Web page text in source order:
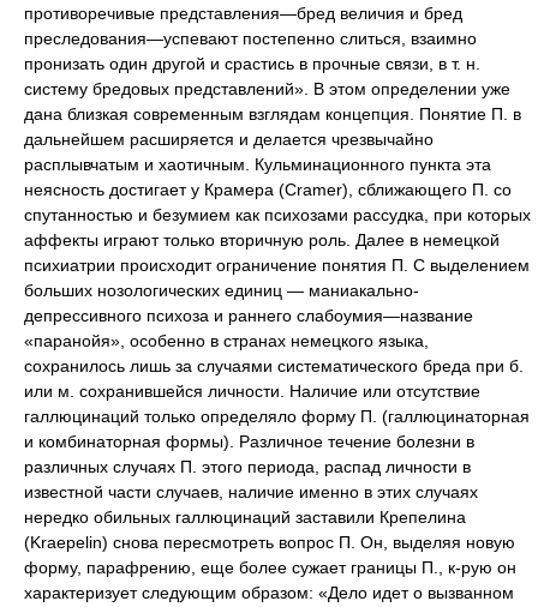
противоречивые представления—бред величия и бред
преследования—успевают постепенно слиться, взаимно
пронизать один другой и срастись в прочные связи, в т. н.
систему бредовых представлений». В этом определении уже
дана близкая современным взглядам концепция. Понятие П. в
дальнейшем расширяется и делается чрезвычайно
расплывчатым и хаотичным. Кульминационного пункта эта
неясность достигает у Крамера (Cramer), сближающего П. со
спутанностью и безумием как психозами рассудка, при которых
аффекты играют только вторичную роль. Далее в немецкой
психиатрии происходит ограничение понятия П. С выделением
больших нозологических единиц — маниакально-
депрессивного психоза и раннего слабоумия—название
«паранойя», особенно в странах немецкого языка,
сохранилось лишь за случаями систематического бреда при б.
или м. сохранившейся личности. Наличие или отсутствие
галлюцинаций только определяло форму П. (галлюцинаторная
и комбинаторная формы). Различное течение болезни в
различных случаях П. этого периода, распад личности в
известной части случаев, наличие именно в этих случаях
нередко обильных галлюцинаций заставили Крепелина
(Kraepelin) снова пересмотреть вопрос П. Он, выделяя новую
форму, парафрению, еще более сужает границы П., к-рую он
характеризует следующим образом: «Дело идет о вызванном